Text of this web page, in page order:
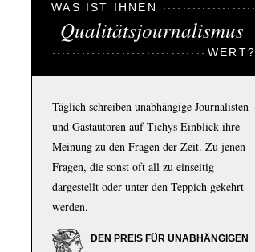
WAS IST IHNEN
Qualitätsjournalismus
WERT?
Täglich schreiben unabhängige Journalisten
und Gastautoren auf Tichys Einblick ihre
Meinung zu den Fragen der Zeit. Zu jenen
Fragen, die sonst oft all zu einseitig
dargestellt oder unter den Teppich gekehrt
werden.
DEN PREIS FÜR UNABHÄNGIGEN